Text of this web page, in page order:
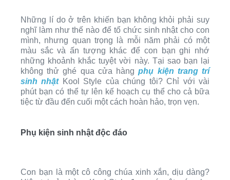
Những lí do ở trên khiến bạn không khỏi phải suy
nghĩ làm như thế nào để tổ chức sinh nhật cho con
mình, nhưng quan trọng là mỗi năm phải có một
màu sắc và ấn tượng khác để con bạn ghi nhớ
những khoảnh khắc tuyệt vời này. Tại sao bạn lại
không thử ghé qua cửa hàngphụ kiện trang trí
sinh nhậtKool Style của chúng tôi? Chỉ với vài
phút bạn có thể tự lên kế hoạch cụ thể cho cả bữa
tiệc từ đầu đến cuối một cách hoàn hảo, trọn vẹn.
Phụ kiện sinh nhật độc đáo
Con bạn là một cô công chúa xinh xắn, dịu dàng?